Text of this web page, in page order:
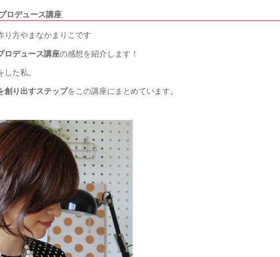
ロデュース講座
り方やまなかまりこです
ロデュース講座の感想を紹介します！
た私。
創り出すステップをこの講座にまとめています。